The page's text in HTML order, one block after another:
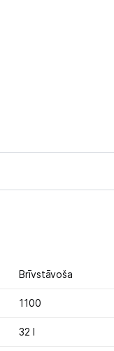
Brīvstāvoša
1100
32 l